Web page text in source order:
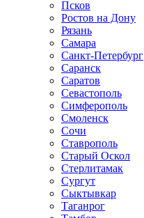
Псков
Ростов на Дону
Рязань
Самара
Санкт-Петербург
Саранск
Саратов
Севастополь
Симферополь
Смоленск
Сочи
Ставрополь
Старый Оскол
Стерлитамак
Сургут
Сыктывкар
Таганрог